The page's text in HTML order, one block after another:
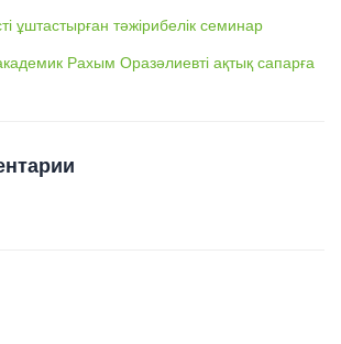
ұштастырған тәжірибелік семинар
Рахым Оразәлиевті ақтық сапарға